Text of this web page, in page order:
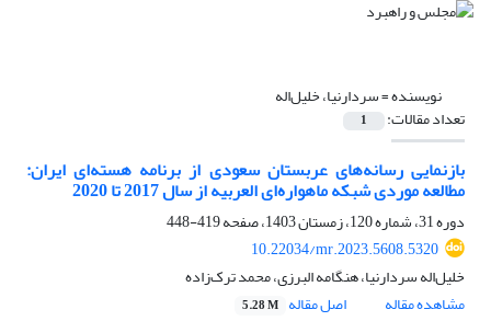
نویسنده =سردارنیا، خلیل‌اله
تعداد مقالات: 1
بازنمایی رسانه‌های عربستان سعودی از برنامه هسته‌ای ایران:
مطالعه موردی شبکه ماهواره‌ای العربیه از سال 2017 تا 2020
دوره 31، شماره 120، زمستان 1403، صفحه
419-448
10.22034/mr.2023.5608.5320
خلیل‌اله سردارنیا، هنگامه البرزی، محمد ترک‌زاده
مشاهده مقاله
اصل مقاله 5.28 M